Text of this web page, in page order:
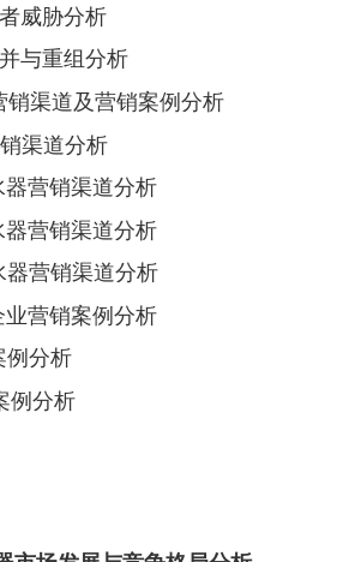
威胁分析
与重组分析
渠道及营销案例分析
渠道分析
营销渠道分析
营销渠道分析
营销渠道分析
营销案例分析
例分析
例分析